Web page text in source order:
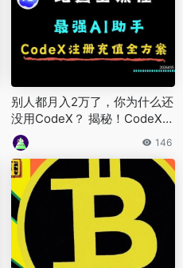
别人都月入2万了，你为什么还
没用CodeX？ 揭秘！CodeX注
册充值背后3个免费坑. 跑通 C
odeX 全流程 ！99% 的人不知
道的 CodeX 获取方案
146